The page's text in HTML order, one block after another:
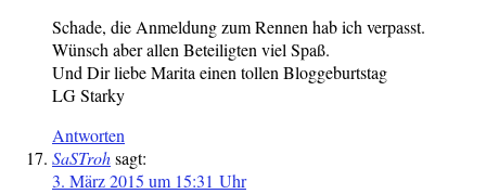
Schade, die Anmeldung zum Rennen hab ich verpasst.
Wünsch aber allen Beteiligten viel Spaß.
Und Dir liebe Marita einen tollen Bloggeburtstag
LG Starky
Antworten
SaSTrohsagt:
3. März 2015 um 15:31 Uhr